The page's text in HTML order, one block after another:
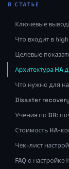
В СТАТЬЕ
Ключевые
Что входит в
Целевые
Архитектура HA
Что нужно для
Disaster
Учения по DR:
Стоимость HA-
Чек-лист
FAQ о